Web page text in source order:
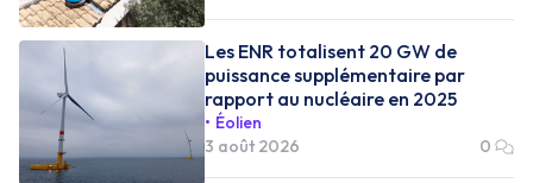
Les ENR totalisent 20 GW de
puissance supplémentaire par
rapport au nucléaire en 2025
Éolien
3 août 2026
0